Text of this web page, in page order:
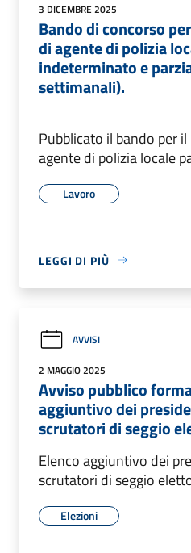
3 DICEMBRE 2025
Bando di concorso
di agente di polizia
indeterminato e
settimanali).
Pubblicato il bando per
agente di polizia locale
Lavoro
LEGGI DI PIÙ
AVVISI
2 MAGGIO 2025
Avviso pubblico
aggiuntivo dei
scrutatori di seggio
Elenco aggiuntivo dei
scrutatori di seggio
Elezioni